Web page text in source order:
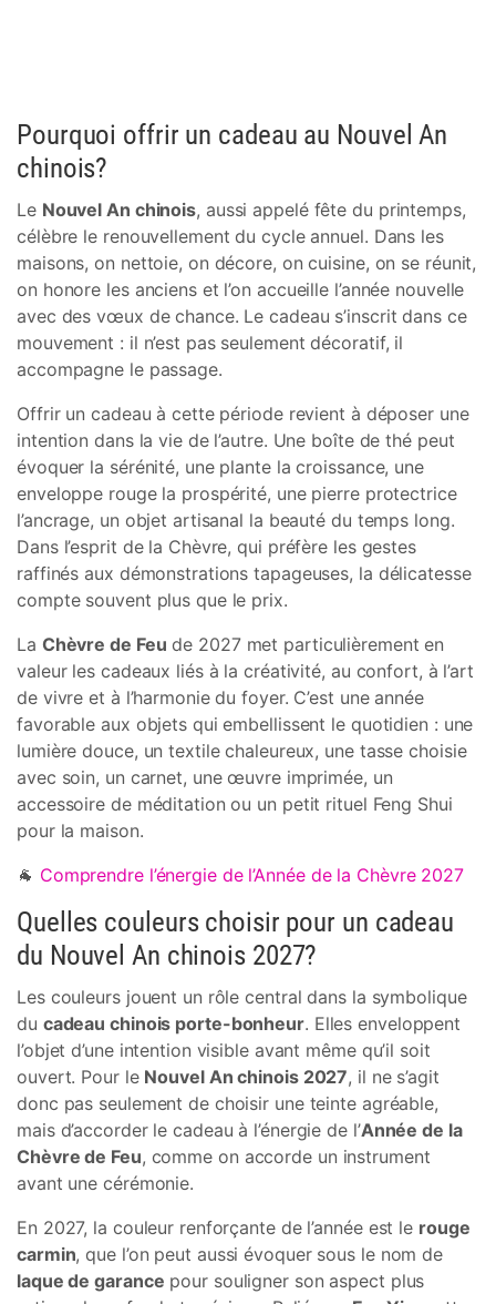
Pourquoi offrir un cadeau au Nouvel An
chinois?
Le Nouvel An chinois, aussi appelé fête du printemps,
célèbre le renouvellement du cycle annuel. Dans les
maisons, on nettoie, on décore, on cuisine, on se réunit,
on honore les anciens et l’on accueille l’année nouvelle
avec des vœux de chance. Le cadeau s’inscrit dans ce
mouvement : il n’est pas seulement décoratif, il
accompagne le passage.
Offrir un cadeau à cette période revient à déposer une
intention dans la vie de l’autre. Une boîte de thé peut
évoquer la sérénité, une plante la croissance, une
enveloppe rouge la prospérité, une pierre protectrice
l’ancrage, un objet artisanal la beauté du temps long.
Dans l’esprit de la Chèvre, qui préfère les gestes
raffinés aux démonstrations tapageuses, la délicatesse
compte souvent plus que le prix.
La Chèvre de Feu de 2027 met particulièrement en
valeur les cadeaux liés à la créativité, au confort, à l’art
de vivre et à l’harmonie du foyer. C’est une année
favorable aux objets qui embellissent le quotidien : une
lumière douce, un textile chaleureux, une tasse choisie
avec soin, un carnet, une œuvre imprimée, un
accessoire de méditation ou un petit rituel Feng Shui
pour la maison.
🐐 Comprendre l’énergie de l’Année de la Chèvre 2027
Quelles couleurs choisir pour un cadeau
du Nouvel An chinois 2027?
Les couleurs jouent un rôle central dans la symbolique
du cadeau chinois porte-bonheur. Elles enveloppent
l’objet d’une intention visible avant même qu’il soit
ouvert. Pour le Nouvel An chinois 2027, il ne s’agit
donc pas seulement de choisir une teinte agréable,
mais d’accorder le cadeau à l’énergie de l’Année de la
Chèvre de Feu, comme on accorde un instrument
avant une cérémonie.
En 2027, la couleur renforçante de l’année est le rouge
carmin, que l’on peut aussi évoquer sous le nom de
laque de garance pour souligner son aspect plus